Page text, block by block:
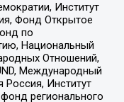
Институт
Фонд Открытое
по
Национальный
Отношений,
Международный
Россия, Институт
регионального